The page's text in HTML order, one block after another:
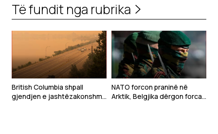
Të fundit nga rubrika
British Columbia shpall
gjendjen e jashtëzakonshme
NATO forcon praninë në
Arktik, Belgjika dërgon forca